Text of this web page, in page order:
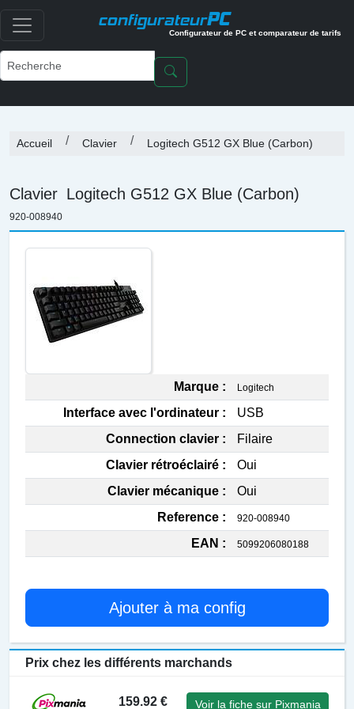
configurateurPC
Configurateur de PC et comparateur de tarifs
Accueil Clavier Logitech G512 GX Blue (Carbon)
Clavier Logitech G512 GX Blue (Carbon)
920-008940
Marque : Logitech
Interface avec l'ordinateur :
USB
Connection clavier :
Filaire
Clavier rétroéclairé :
Oui
Clavier mécanique :
Oui
Reference :
920-008940
EAN : 5099206080188
Ajouter à ma config
Prix chez les différents marchands
159.92 € Voir la fiche sur Pixmania